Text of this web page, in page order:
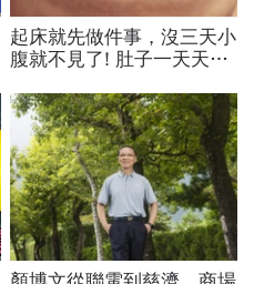
起床就先做件事，沒三天小
腹就不見了! 肚子一天天變